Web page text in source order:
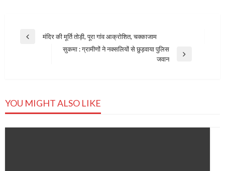
Post
navigation
Previous
मंदिर की मूर्ति तोड़ी, पूरा गांव आक्रोशित, चक्काजाम
सुकमा : ग्रामीणों ने नक्‍सलियों से छुड़वाया पुलिस
जवान
YOU MIGHT ALSO LIKE